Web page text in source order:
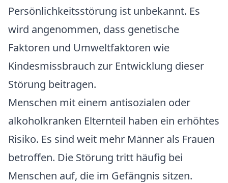
Persönlichkeitsstörung ist unbekannt. Es
wird angenommen, dass genetische
Faktoren und Umweltfaktoren wie
Kindesmissbrauch zur Entwicklung dieser
Störung beitragen.
Menschen mit einem antisozialen oder
alkoholkranken Elternteil haben ein erhöhtes
Risiko. Es sind weit mehr Männer als Frauen
betroffen. Die Störung tritt häufig bei
Menschen auf, die im Gefängnis sitzen.